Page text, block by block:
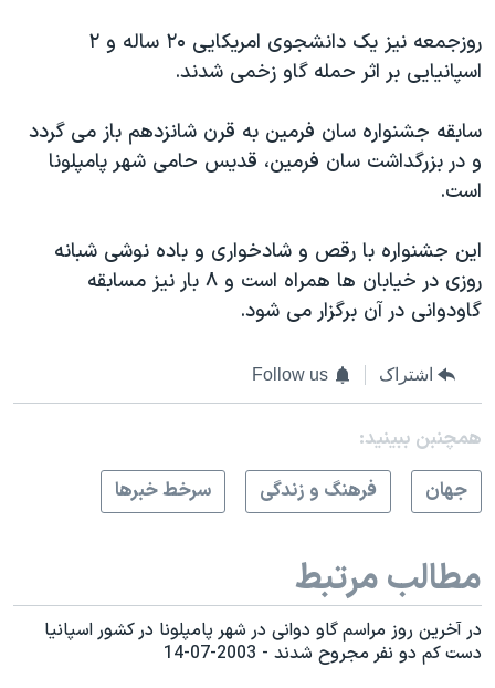
روزجمعه نیز یک دانشجوی امریکایی ۲۰ ساله و ۲
اسپانیایی بر اثر حمله گاو زخمی شدند.
سابقه جشنواره سان فرمین به قرن شانزدهم باز می گردد
و در بزرگداشت سان فرمین، قدیس حامی شهر پامپلونا
است.
این جشنواره با رقص و شادخواری و باده نوشی شبانه
روزی در خیابان ها همراه است و ۸ بار نیز مسابقه
گاودوانی در آن برگزار می شود.
اشتراک Follow us
همچنبن ببینید:
جهان
فرهنگ و زندگی سرخط خبرها
مطالب مرتبط
در آخرين روز مراسم گاو دوانی در شهر پامپلونا در کشور اسپانيا
دست کم دو نفر مجروح شدند - 2003-07-14